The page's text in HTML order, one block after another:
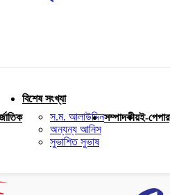
বিশেষ সংখ্যা
স.ম. আলাউদ্দিন
অন্যন্য আনিস
সুভাশিত সুভাষ
সম্পাদকীয়ই-পেপার